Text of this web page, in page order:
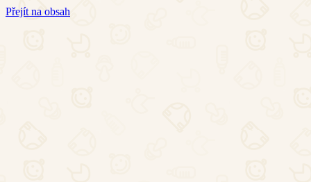
Přejít na obsah